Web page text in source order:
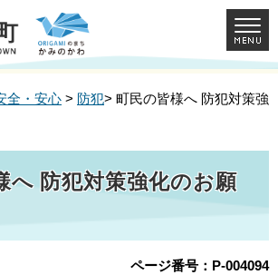
全・安心 > 防犯> 町民の皆様へ 防犯対策強
へ 防犯対策強化のお願
ページ番号：P-004094